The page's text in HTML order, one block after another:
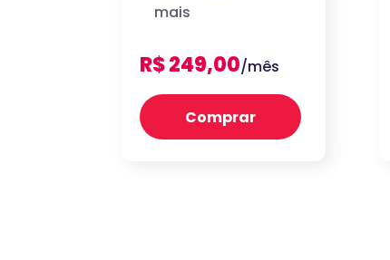
mais
R$ 249,00/mês
Comprar